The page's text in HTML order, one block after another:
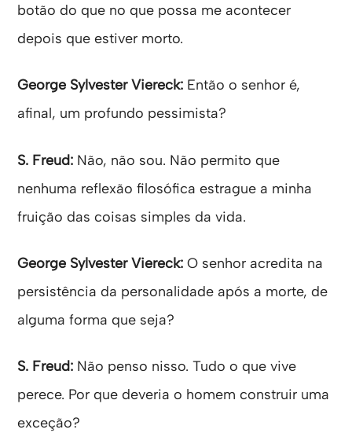
botão do que no que possa me acontecer
depois que estiver morto.
George Sylvester Viereck: Então o senhor é,
afinal, um profundo pessimista?
S. Freud: Não, não sou. Não permito que
nenhuma reflexão filosófica estrague a minha
fruição das coisas simples da vida.
George Sylvester Viereck: O senhor acredita na
persistência da personalidade após a morte, de
alguma forma que seja?
S. Freud: Não penso nisso. Tudo o que vive
perece. Por que deveria o homem construir uma
exceção?